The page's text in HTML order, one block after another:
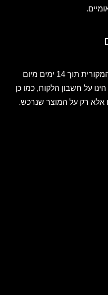
ניתן להחזיר מוצרים באריזתם המקורית תוך 14 ימים מיום
על חשבון הלקוח, כמו כן
אלא רק על המוצר שנרכש.